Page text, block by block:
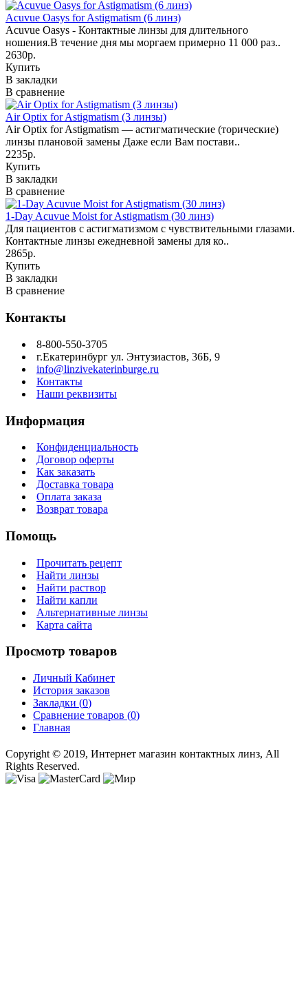
Acuvue Oasys for Astigmatism (6 линз)
Acuvue Oasys - Контактные линзы для длительного
ношения.В течение дня мы моргаем примерно 11 000 раз..
2630р.
Купить
В закладки
В сравнение
Air Optix for Astigmatism (3 линзы)
Air Optix for Astigmatism — астигматические (торические)
линзы плановой замены Даже если Вам постави..
2235р.
Купить
В закладки
В сравнение
1-Day Acuvue Moist for Astigmatism (30 линз)
Для пациентов с астигматизмом с чувствительными глазами.
Контактные линзы ежедневной замены для ко..
2865р.
Купить
В закладки
В сравнение
Контакты
8-800-550-3705
г.Екатеринбург ул. Энтузиастов, 36Б, 9
info@linzivekaterinburge.ru
Контакты
Наши реквизиты
Информация
Конфиденциальность
Договор оферты
Как заказать
Доставка товара
Оплата заказа
Возврат товара
Помощь
Прочитать рецепт
Найти линзы
Найти раствор
Найти капли
Альтернативные линзы
Карта сайта
Просмотр товаров
Личный Кабинет
История заказов
Закладки (0)
Сравнение товаров (0)
Главная
Copyright © 2019, Интернет магазин контактных линз, All
Rights Reserved.